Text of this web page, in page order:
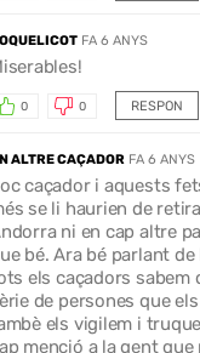
FA 6 ANYS
RESPON
0 0
ALTRE CAÇADOR FA 6 ANYS
caçador i aquests
se li haurien de
ni en cap altre
bé. Ara bé parlant
els caçadors sabem
de persones que
els vigilem i
menció a la gent